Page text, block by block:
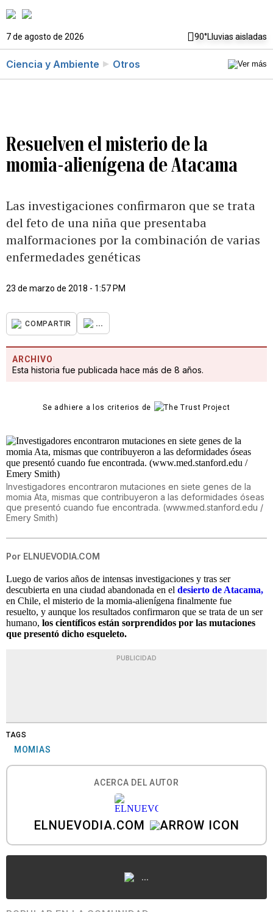
7 de agosto de 2026 90°Lluvias aisladas
Ciencia y Ambiente Otros
Resuelven el misterio de la
momia-alienígena de Atacama
Las investigaciones confirmaron que se trata
del feto de una niña que presentaba
malformaciones por la combinación de varias
enfermedades genéticas
23 de marzo de 2018 - 1:57 PM
COMPARTIR ...
ARCHIVO
Esta historia fue publicada hace más de 8 años.
Se adhiere a los criterios de
Investigadores encontraron mutaciones en siete genes de la
momia Ata, mismas que contribuyeron a las deformidades óseas
que presentó cuando fue encontrada. (www.med.stanford.edu /
Emery Smith)
Por ELNUEVODIA.COM
Luego de varios años de intensas investigaciones y tras ser
descubierta en una ciudad abandonada en el desierto de Atacama,
en Chile, el misterio de la momia-alienígena finalmente fue
resuelto, y aunque los resultados confirmaron que se trata de un ser
humano, los científicos están sorprendidos por las mutaciones
que presentó dicho esqueleto.
PUBLICIDAD
TAGS
MOMIAS
ACERCA DEL AUTOR
ELNUEVODIA.COM
...